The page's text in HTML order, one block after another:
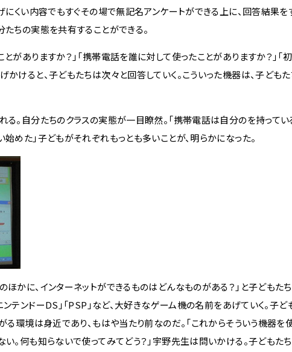
にくい内容でもすぐその場で無記名アンケートができる上に、回答結果
ちの実態を共有することができる。
がありますか？」「携帯電話を誰に対して使ったことがありますか？」
かけると、子どもたちは次々と回答していく。こういった機器は、子ども
。自分たちのクラスの実態が一目瞭然。「携帯電話は自分のを持ってい
めた」子どもがそれぞれもっとも多いことが、明らかになった。
かに、インターネットができるものはどんなものがある？」と子どもた
テンドーDS」「PSP」など、大好きなゲーム機の名前をあげていく。子ど
る環境は身近であり、もはや当たり前なのだ。「これからそういう機器を
。何も知らないで使ってみてどう？」宇野先生は問いかける。子どもた